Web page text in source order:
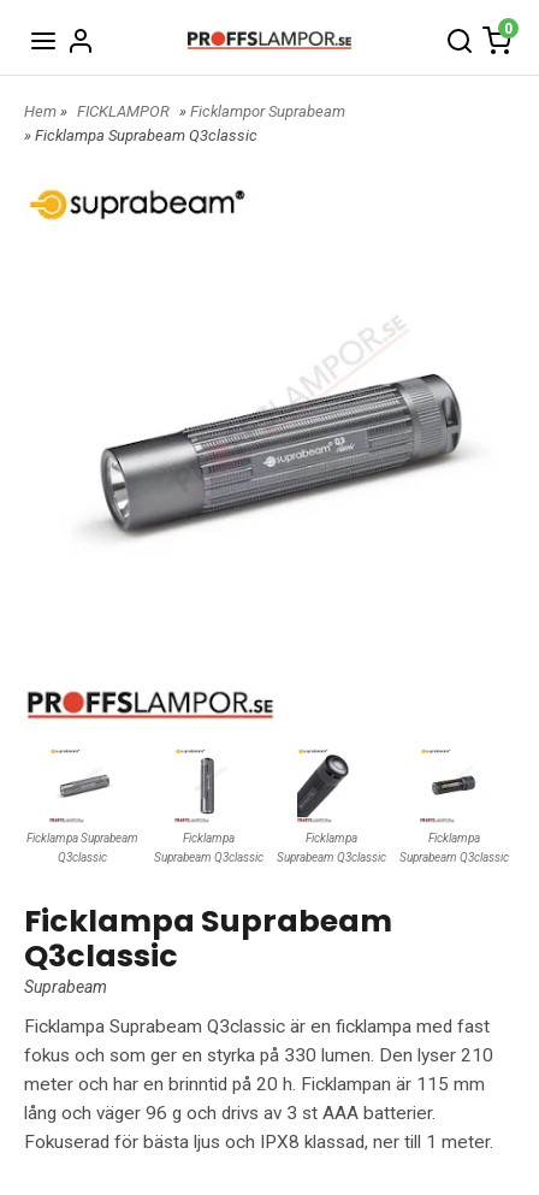
0
Hem » FICKLAMPOR » Ficklampor Suprabeam
» Ficklampa Suprabeam Q3classic
Ficklampa Suprabeam
Q3classic
Ficklampa
Suprabeam Q3classic
Ficklampa
Suprabeam Q3classic
Ficklampa
Suprabeam Q3classic
Ficklampa Suprabeam
Q3classic
Suprabeam
Ficklampa Suprabeam Q3classic är en ficklampa med fast
fokus och som ger en styrka på 330 lumen. Den lyser 210
meter och har en brinntid på 20 h. Ficklampan är 115 mm
lång och väger 96 g och drivs av 3 st AAA batterier.
Fokuserad för bästa ljus och IPX8 klassad, ner till 1 meter.